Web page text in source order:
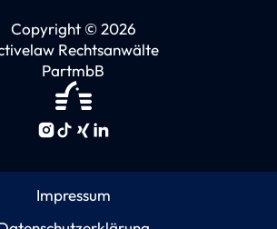
Copyright © 2026
Rechtsanwälte
PartmbB
Impressum